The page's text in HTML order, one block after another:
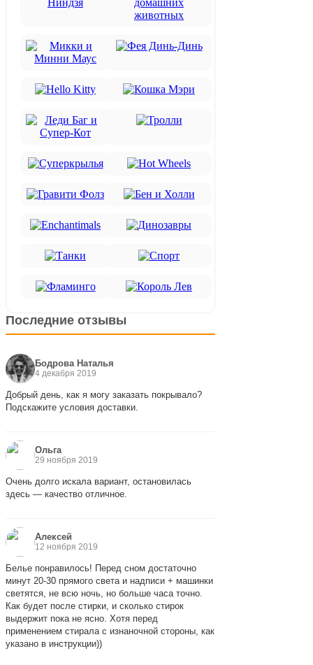
Последние отзывы
Бодрова Наталья
4 декабря 2019
Добрый день, как я могу заказать покрывало?
Подскажите условия доставки.
Ольга
29 ноября 2019
Очень долго искала вариант, остановилась
здесь — качество отличное.
Алексей
12 ноября 2019
Белье понравилось! Перед сном достаточно
минут 20-30 прямого света и надписи + машинки
светятся, не всю ночь, но больше часа точно.
Как будет после стирки, и сколько стирок
выдержит пока не ясно. Хотя перед
применением стирала с изнаночной стороны, как
указано в инструкции))